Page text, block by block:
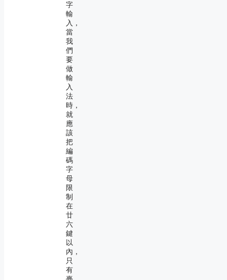
字
輸
入，
當
我
們
要
做
輸
入
法
時，
就
應
該
把
編
碼
字
母
限
制
在
廿
六
鍵
以
內，
只
有